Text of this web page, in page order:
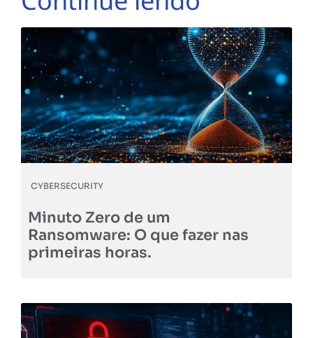
CYBERSECURITY
Minuto Zero de um
Ransomware: O que fazer nas
primeiras horas.